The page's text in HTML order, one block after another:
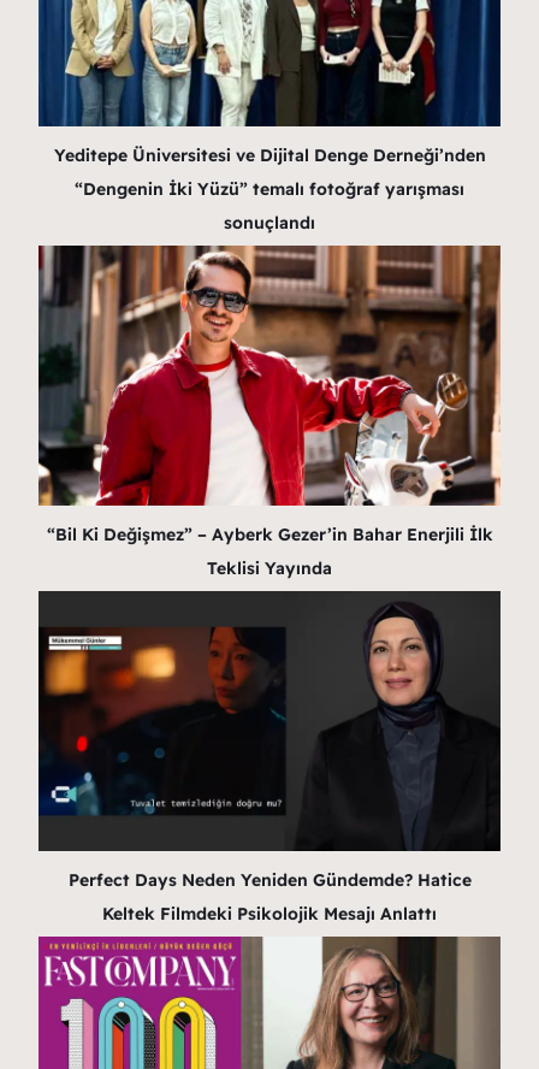
Yeditepe Üniversitesi ve Dijital Denge Derneği’nden
“Dengenin İki Yüzü” temalı fotoğraf yarışması
sonuçlandı
“Bil Ki Değişmez” – Ayberk Gezer’in Bahar Enerjili İlk
Teklisi Yayında
Perfect Days Neden Yeniden Gündemde? Hatice
Keltek Filmdeki Psikolojik Mesajı Anlattı